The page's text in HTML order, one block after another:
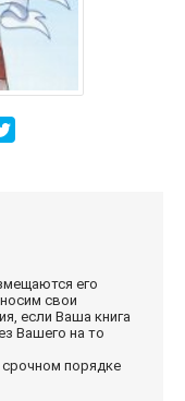
его
свои
если Ваша книга
Вашего на то
срочном порядке